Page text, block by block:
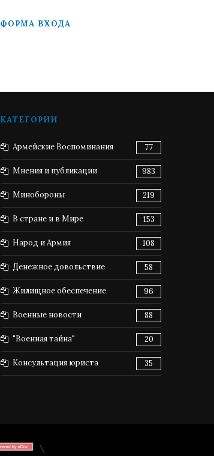
ФОРМА ВХОДА
КАТЕГОРИИ
Армейские Воспоминания 77
Мнения и публикации 983
Минобороны 219
В стране и в Мире 153
Народ и Армия 108
Денежное довольствие 58
Жилищное обеспечение 96
Военные новости 88
"Военная тайна" 20
Консультация юриста 35